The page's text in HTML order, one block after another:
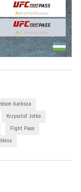
barboza
Krzysztof Jotko
Fight Pass